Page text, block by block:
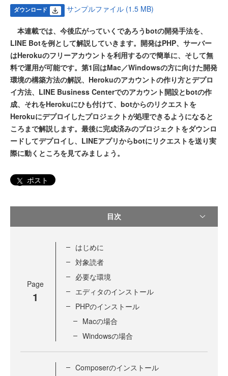
ダウンロード サンプルファイル (1.5 MB)
本連載では、今後広がっていくであろうbotの開発手法を、
LINE Botを例として解説していきます。開発はPHP、サーバー
はHerokuのフリーアカウントを利用するので簡単に、そして無
料で運用が可能です。第1回はMac／Windowsの方に向けた開発
環境の構築方法の解説、Herokuのアカウントの作り方とデプロ
イ方法、LINE Business Centerでのアカウント開設とbotの作
成、それをHerokuにひも付けて、botからのリクエストを
Herokuにデプロイしたプロジェクトが処理できるようになると
ころまで解説します。最後に完成済みのプロジェクトをダウンロ
ードしてデプロイし、LINEアプリからbotにリクエストを送り実
際に動くところを見てみましょう。
ポスト
目次
Page
1
はじめに
対象読者
必要な環境
エディタのインストール
PHPのインストール
Macの場合
Windowsの場合
Composerのインストール